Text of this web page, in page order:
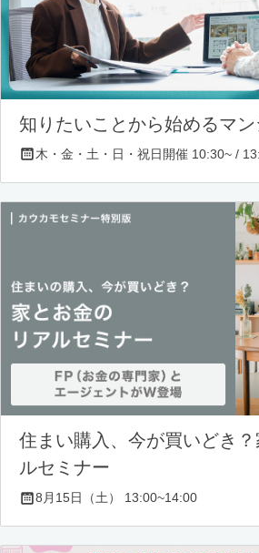
知りたいことから始めるマ
住まい購入、今が買いどき
ルセミナー
8月15日（土） 13:00~14:00